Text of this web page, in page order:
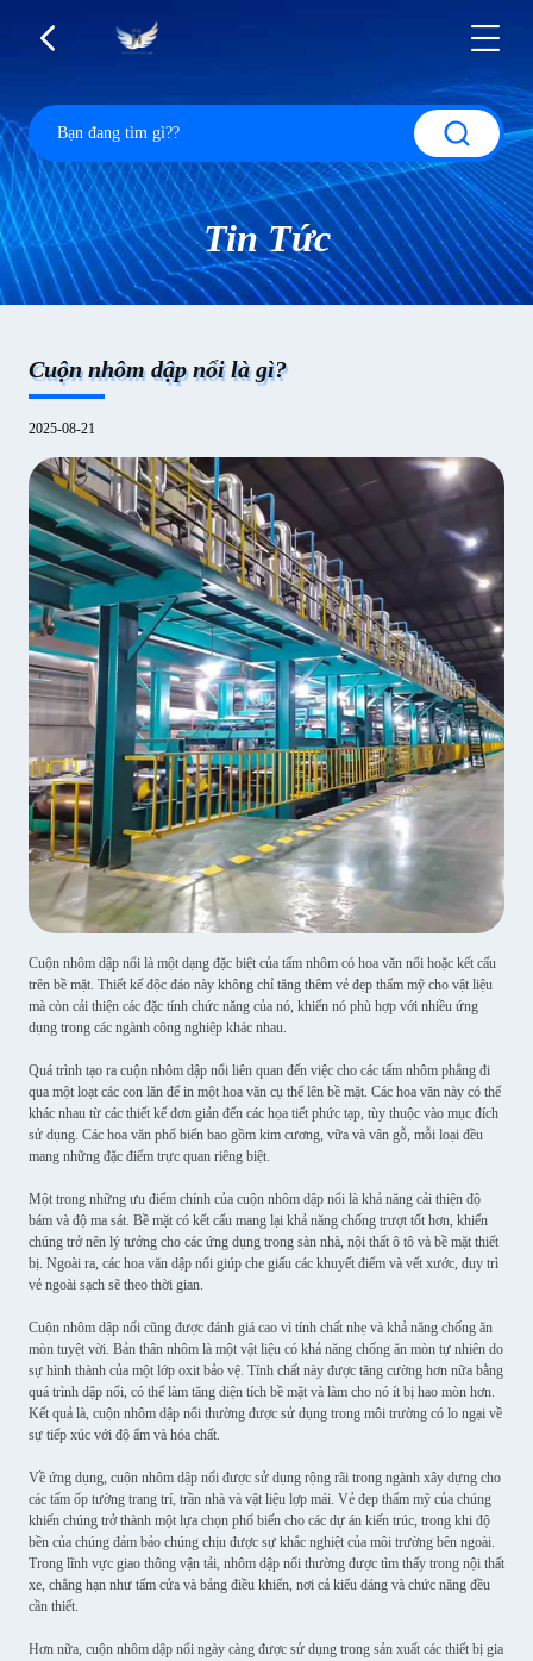
Tin Tức
Cuộn nhôm dập nổi là gì?
2025-08-21
Cuộn nhôm dập nổi là một dạng đặc biệt của tấm nhôm có hoa văn nổi hoặc kết cấu
trên bề mặt. Thiết kế độc đáo này không chỉ tăng thêm vẻ đẹp thẩm mỹ cho vật liệu
mà còn cải thiện các đặc tính chức năng của nó, khiến nó phù hợp với nhiều ứng
dụng trong các ngành công nghiệp khác nhau.
Quá trình tạo ra cuộn nhôm dập nổi liên quan đến việc cho các tấm nhôm phẳng đi
qua một loạt các con lăn để in một hoa văn cụ thể lên bề mặt. Các hoa văn này có thể
khác nhau từ các thiết kế đơn giản đến các họa tiết phức tạp, tùy thuộc vào mục đích
sử dụng. Các hoa văn phổ biến bao gồm kim cương, vữa và vân gỗ, mỗi loại đều
mang những đặc điểm trực quan riêng biệt.
Một trong những ưu điểm chính của cuộn nhôm dập nổi là khả năng cải thiện độ
bám và độ ma sát. Bề mặt có kết cấu mang lại khả năng chống trượt tốt hơn, khiến
chúng trở nên lý tưởng cho các ứng dụng trong sàn nhà, nội thất ô tô và bề mặt thiết
bị. Ngoài ra, các hoa văn dập nổi giúp che giấu các khuyết điểm và vết xước, duy trì
vẻ ngoài sạch sẽ theo thời gian.
Cuộn nhôm dập nổi cũng được đánh giá cao vì tính chất nhẹ và khả năng chống ăn
mòn tuyệt vời. Bản thân nhôm là một vật liệu có khả năng chống ăn mòn tự nhiên do
sự hình thành của một lớp oxit bảo vệ. Tính chất này được tăng cường hơn nữa bằng
quá trình dập nổi, có thể làm tăng diện tích bề mặt và làm cho nó ít bị hao mòn hơn.
Kết quả là, cuộn nhôm dập nổi thường được sử dụng trong môi trường có lo ngại về
sự tiếp xúc với độ ẩm và hóa chất.
Về ứng dụng, cuộn nhôm dập nổi được sử dụng rộng rãi trong ngành xây dựng cho
các tấm ốp tường trang trí, trần nhà và vật liệu lợp mái. Vẻ đẹp thẩm mỹ của chúng
khiến chúng trở thành một lựa chọn phổ biến cho các dự án kiến trúc, trong khi độ
bền của chúng đảm bảo chúng chịu được sự khắc nghiệt của môi trường bên ngoài.
Trong lĩnh vực giao thông vận tải, nhôm dập nổi thường được tìm thấy trong nội thất
xe, chẳng hạn như tấm cửa và bảng điều khiển, nơi cả kiểu dáng và chức năng đều
cần thiết.
Hơn nữa, cuộn nhôm dập nổi ngày càng được sử dụng trong sản xuất các thiết bị gia